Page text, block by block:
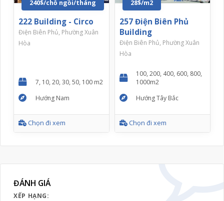
240$/chỗ ngồi/tháng
222 Building - Circo
Điện Biên Phủ, Phường Xuân
Hòa
7, 10, 20, 30, 50, 100 m2
Hướng Nam
Chọn đi xem
28$/m2
257 Điện Biên Phủ
Building
Điện Biên Phủ, Phường Xuân
Hòa
100, 200, 400, 600, 800,
1000m2
Hướng Tây Bắc
Chọn đi xem
ĐÁNH GIÁ
XẾP HẠNG: